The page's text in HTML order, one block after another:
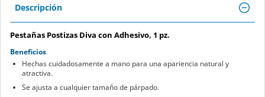
Descripción
Pestañas Postizas Diva con Adhesivo, 1 pz.
Beneficios
Hechas cuidadosamente a mano para una apariencia natural y
atractiva.
Se ajusta a cualquier tamaño de párpado.